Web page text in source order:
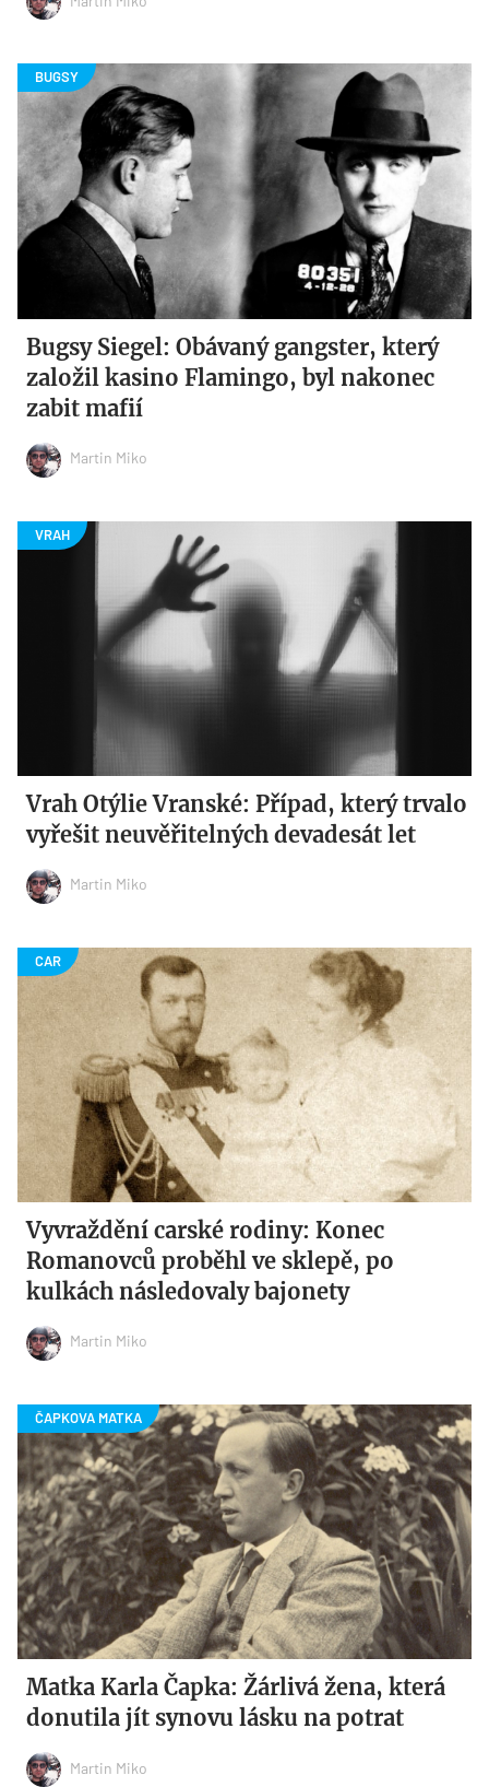
Bugsy Siegel: Obávaný gangster, který
založil kasino Flamingo, byl nakonec
zabit mafií
Martin Miko
Vrah Otýlie Vranské: Případ, který trvalo
vyřešit neuvěřitelných devadesát let
Martin Miko
Vyvraždění carské rodiny: Konec
Romanovců proběhl ve sklepě, po
kulkách následovaly bajonety
Martin Miko
Matka Karla Čapka: Žárlivá žena, která
donutila jít synovu lásku na potrat
Martin Miko